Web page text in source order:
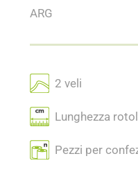
ARG
2 veli
Lunghezza
Pezzi per